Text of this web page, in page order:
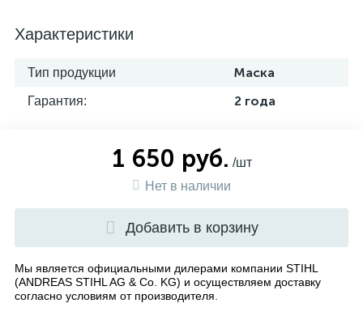
Характеристики
Тип продукции Маска
Гарантия: 2 года
1 650 руб. /шт
Нет в наличии
Добавить в корзину
Мы является официальными дилерами компании STIHL
(ANDREAS STIHL AG & Co. KG) и осуществляем доставку
согласно условиям от производителя